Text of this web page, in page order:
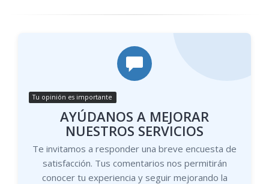
Tu opinión es importante
AYÚDANOS A MEJORAR
NUESTROS SERVICIOS
Te invitamos a responder una breve encuesta de
satisfacción. Tus comentarios nos permitirán
conocer tu experiencia y seguir mejorando la